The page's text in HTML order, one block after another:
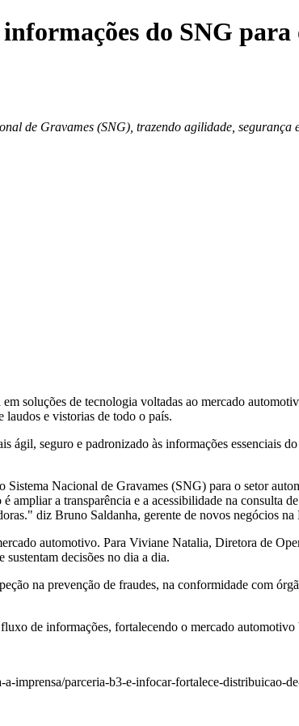
do SNG
de Gravames (SNG), trazendo agilidade,
em soluções de tecnologia voltadas ao mercado
laudos e vistorias de todo o país.
ágil, seguro e padronizado às informações essenciais
Nacional de Gravames (SNG) para o setor
a transparência e a acessibilidade na consulta
diz Bruno Saldanha, gerente de novos negócios na
automotivo. Para Viviane Natalia, Diretora de
sustentam decisões no dia a dia.
na prevenção de fraudes, na conformidade com
de informações, fortalecendo o mercado automotivo
imprensa/parceria-b3-e-infocar-fortalece-distribuicao-